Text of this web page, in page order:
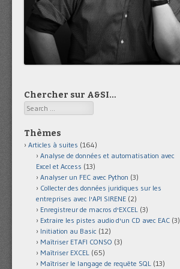
Chercher sur A&SI…
Search
Thèmes
Articles à suites (164)
Analyse de données et automatisation avec
Excel et Access (13)
Analyser un FEC avec Python (3)
Collecter des données juridiques sur les
entreprises avec l'API SIRENE (2)
Enregistreur de macros d'EXCEL (3)
Extraire les pistes audio d'un CD avec EAC (3)
Initiation au Basic (12)
Maîtriser ETAFI CONSO (3)
Maîtriser EXCEL (65)
Maîtriser le langage de requête SQL (13)